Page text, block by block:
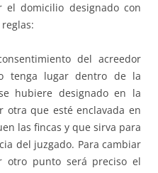
el domicilio designado con
del acreedor
tenga lugar dentro de la
hubiere designado en la
otra que esté enclavada en
las fincas y que sirva para
del juzgado. Para cambiar
otro punto será preciso el